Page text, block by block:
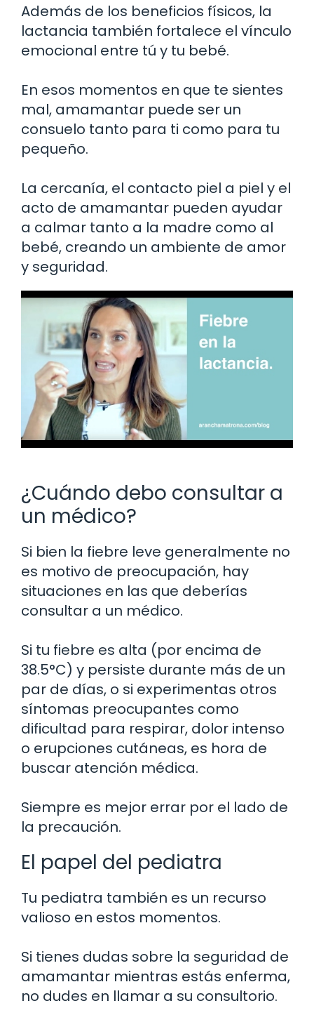
Además de los beneficios físicos, la
lactancia también fortalece el vínculo
emocional entre tú y tu bebé.
En esos momentos en que te sientes
mal, amamantar puede ser un
consuelo tanto para ti como para tu
pequeño.
La cercanía, el contacto piel a piel y el
acto de amamantar pueden ayudar
a calmar tanto a la madre como al
bebé, creando un ambiente de amor
y seguridad.
¿Cuándo debo consultar a
un médico?
Si bien la fiebre leve generalmente no
es motivo de preocupación, hay
situaciones en las que deberías
consultar a un médico.
Si tu fiebre es alta (por encima de
38.5°C) y persiste durante más de un
par de días, o si experimentas otros
síntomas preocupantes como
dificultad para respirar, dolor intenso
o erupciones cutáneas, es hora de
buscar atención médica.
Siempre es mejor errar por el lado de
la precaución.
El papel del pediatra
Tu pediatra también es un recurso
valioso en estos momentos.
Si tienes dudas sobre la seguridad de
amamantar mientras estás enferma,
no dudes en llamar a su consultorio.